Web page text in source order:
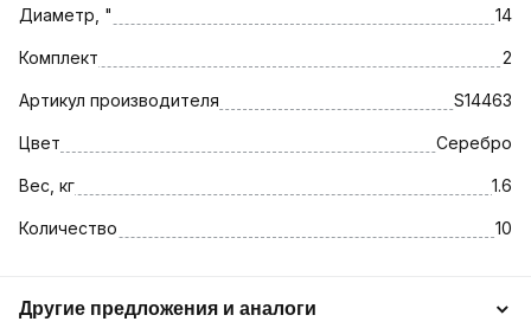
Диаметр, " 14
Комплект 2
Артикул производителя S14463
Цвет Серебро
Вес, кг 1.6
Количество 10
Другие предложения и аналоги